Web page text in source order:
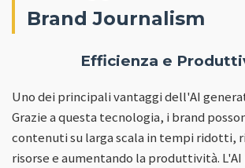
Brand Journalism
Efficienza e
Uno dei principali vantaggi dell'AI
Grazie a questa tecnologia, i brand
contenuti su larga scala in tempi ridotti,
risorse e aumentando la produttività.